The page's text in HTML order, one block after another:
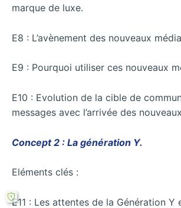
marque de luxe.
E8 : L’avènement des nouveaux
E9 : Pourquoi utiliser ces nouveaux
E10 : Evolution de la cible de
messages avec l’arrivée des
Concept 2 : La génération Y.
Eléments clés :
E11 : Les attentes de la Génération Y